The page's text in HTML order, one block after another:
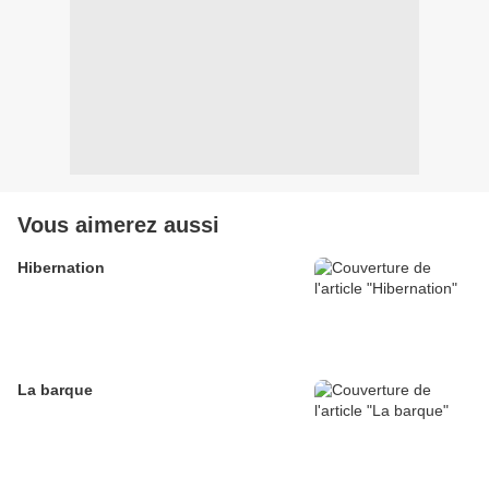
Vous aimerez aussi
Hibernation
La barque